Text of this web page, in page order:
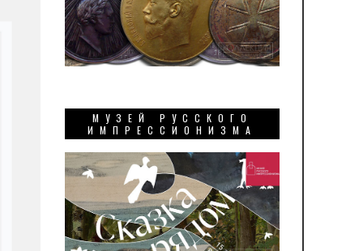
МУЗЕЙ РУССКОГО
ИМПРЕССИОНИЗМА